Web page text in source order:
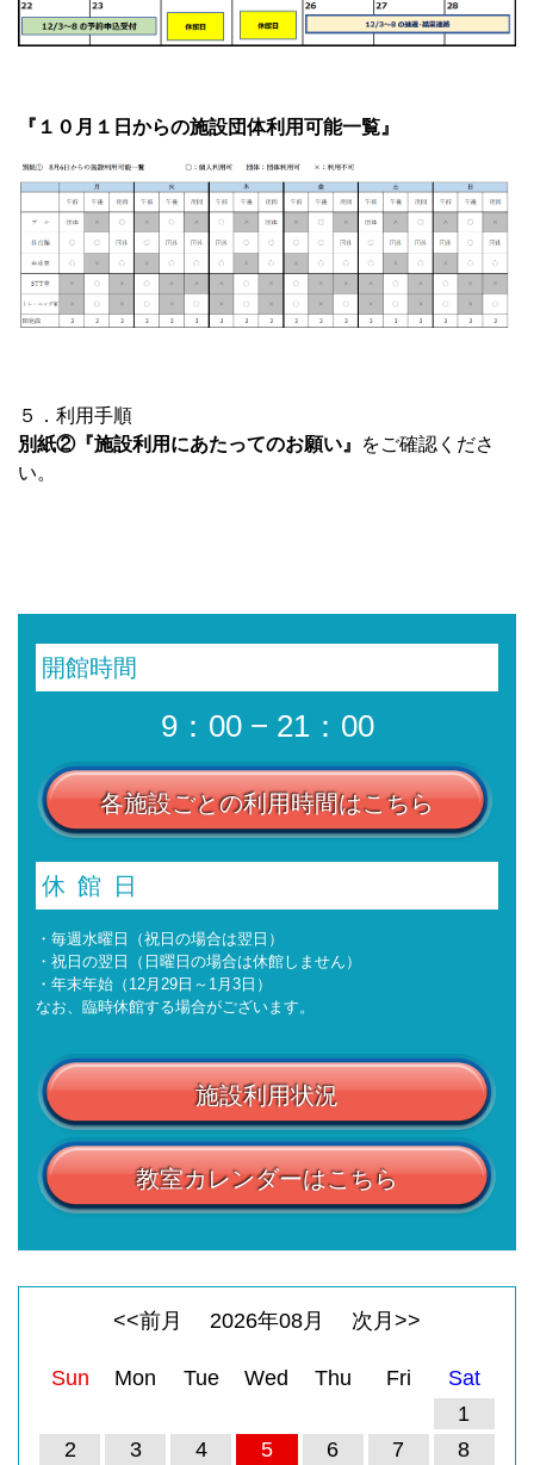
『１０月１日からの施設団体利用可能一覧』
５．利用手順
別紙②『施設利用にあたってのお願い』
をご確認くださ
い。
開館時間
9：00 − 21：00
各施設ごとの利用時間はこちら
休館日
・毎週水曜日（祝日の場合は翌日）
・祝日の翌日（日曜日の場合は休館しません）
・年末年始（12月29日～1月3日）
なお、臨時休館する場合がございます。
施設利用状況
教室カレンダーはこちら
<<前月 2026年08月 次月>>
Sun Mon Tue Wed Thu Fri
Sat
1
2
3 4 5 6 7
8